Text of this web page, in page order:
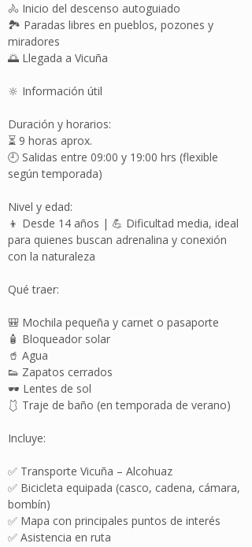
🚴 Inicio del descenso autoguiado
🏞️ Paradas libres en pueblos, pozones y
miradores
🌅 Llegada a Vicuña
🔆 Información útil
Duración y horarios:
⏳ 9 horas aprox.
🕘 Salidas entre 09:00 y 19:00 hrs (flexible
según temporada)
Nivel y edad:
👦 Desde 14 años | 💪 Dificultad media, ideal
para quienes buscan adrenalina y conexión
con la naturaleza
Qué traer:
🎒 Mochila pequeña y carnet o pasaporte
🧴 Bloqueador solar
🥤 Agua
👟 Zapatos cerrados
🕶️ Lentes de sol
🩱 Traje de baño (en temporada de verano)
Incluye:
✅ Transporte Vicuña – Alcohuaz
✅ Bicicleta equipada (casco, cadena, cámara,
bombín)
✅ Mapa con principales puntos de interés
✅ Asistencia en ruta